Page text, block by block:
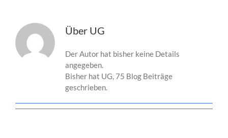
Über UG
Der Autor hat bisher keine Details
angegeben.
Bisher hat UG, 75 Blog Beiträge
geschrieben.